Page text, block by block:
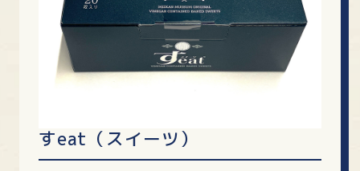
すeat（スイーツ）